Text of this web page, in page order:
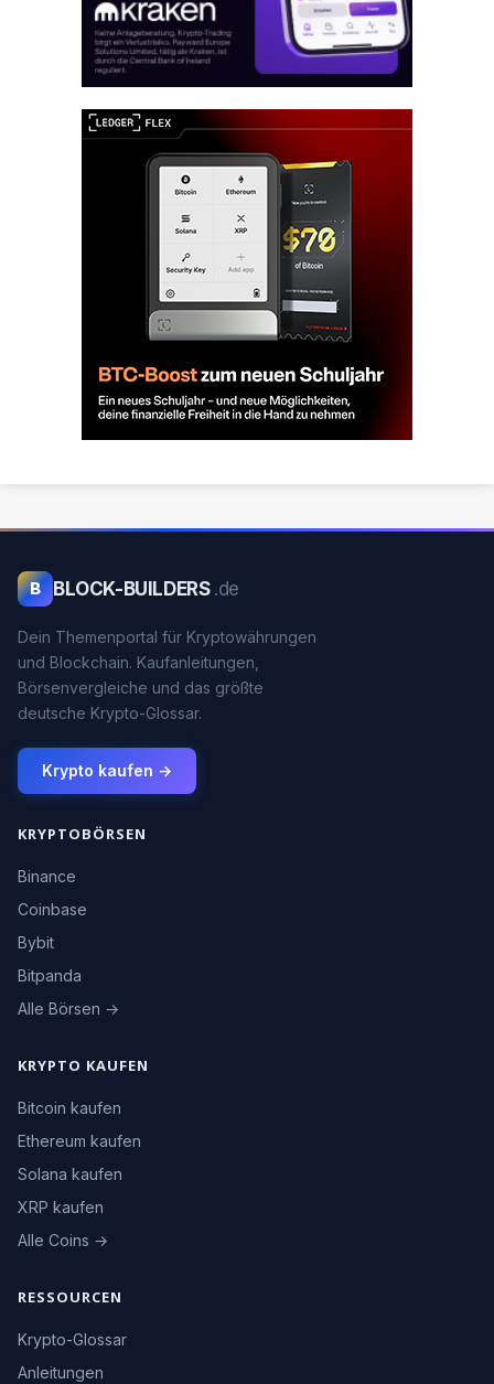
B BLOCK-BUILDERS .de
Dein Themenportal für Kryptowährungen
und Blockchain. Kaufanleitungen,
Börsenvergleiche und das größte
deutsche Krypto-Glossar.
Krypto kaufen →
KRYPTOBÖRSEN
Binance
Coinbase
Bybit
Bitpanda
Alle Börsen →
KRYPTO KAUFEN
Bitcoin kaufen
Ethereum kaufen
Solana kaufen
XRP kaufen
Alle Coins →
RESSOURCEN
Krypto-Glossar
Anleitungen